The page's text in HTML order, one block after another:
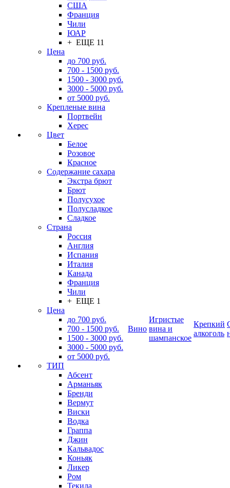
США
Франция
Чили
ЮАР
+ ЕЩЕ 11
Цена
до 700 руб.
700 - 1500 руб.
1500 - 3000 руб.
3000 - 5000 руб.
от 5000 руб.
Крепленые вина
Портвейн
Херес
Цвет
Белое
Розовое
Красное
Содержание сахара
Экстра брют
Брют
Полусухое
Полусладкое
Сладкое
Страна
Россия
Англия
Испания
Италия
Канада
Франция
Чили
+ ЕЩЕ 1
Цена
до 700 руб.
700 - 1500 руб.
1500 - 3000 руб.
3000 - 5000 руб.
от 5000 руб.
ТИП
Абсент
Арманьяк
Бренди
Вермут
Виски
Водка
Граппа
Джин
Кальвадос
Коньяк
Ликер
Ром
Текила
Вино
Игристые
вина и
шампанское
Крепкий
алкоголь